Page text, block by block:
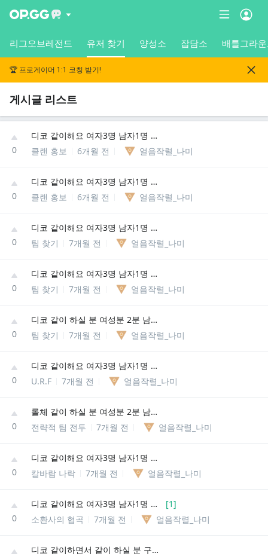
리그오브레전드 유저 찾기 양성소 잡담소 배틀그라
🏆 프로게이머 1:1 코칭 받기!
게시글 리스트
0
디코 같이해요 여자3명 남자1명 저희 4명이에용
클랜 홍보
6개월 전 얼음작렬_나미
0
디코 같이해요 여자3명 남자1명 저희 4명이에용
클랜 홍보
6개월 전 얼음작렬_나미
0
디코 같이해요 여자3명 남자1명 저희 4명이에용
팀 찾기
7개월 전 얼음작렬_나미
0
디코 같이해요 여자3명 남자1명 저희 4명이에용
팀 찾기
7개월 전 얼음작렬_나미
0
디코 같이 하실 분 여성분 2분 남자 1명 저희 3명이에용
팀 찾기
7개월 전 얼음작렬_나미
0
디코 같이해요 여자3명 남자1명 저희 4명이에용
U.R.F
7개월 전 얼음작렬_나미
0
롤체 같이 하실 분 여성분 2분 남자 1명 저희 3명이에용
전략적 팀 전투
7개월 전 얼음작렬_나미
0
디코 같이해요 여자3명 남자1명 저희 4명이에용
칼바람 나락
7개월 전 얼음작렬_나미
0
디코 같이해요 여자3명 남자1명 저희 4명이에용 [1]
소환사의 협곡
7개월 전 얼음작렬_나미
디코 같이하면서 같이 하실 분 구해용